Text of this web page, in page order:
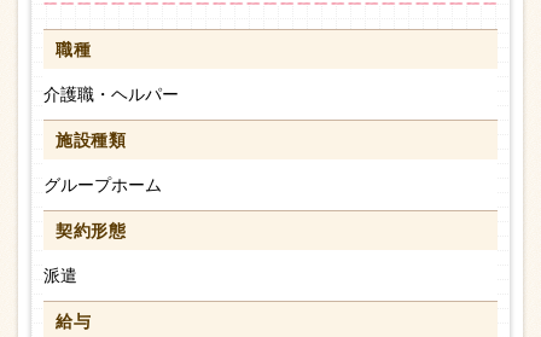
職種
介護職・ヘルパー
施設種類
グループホーム
契約形態
派遣
給与